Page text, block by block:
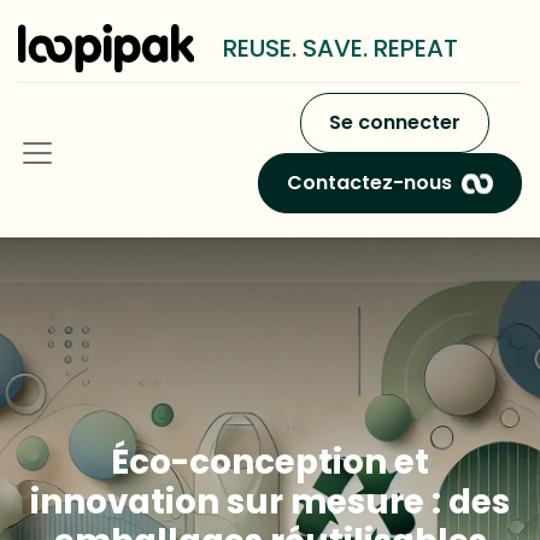
REUSE. SAVE. REPEAT
Se connecter
Contactez-nous
Éco-conception et
innovation sur mesure : des